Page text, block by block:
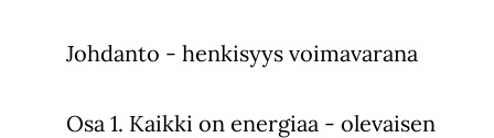
Johdanto - henkisyys voimavarana
Osa 1. Kaikki on energiaa - olevaisen